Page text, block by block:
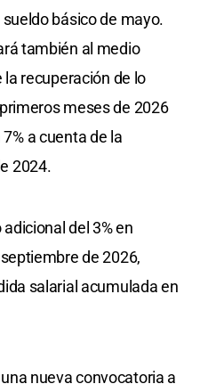
básico de mayo.
también al medio
la recuperación de lo
meses de 2026
a cuenta de la
2024.
del 3% en
de 2026,
salarial acumulada en
nueva convocatoria a